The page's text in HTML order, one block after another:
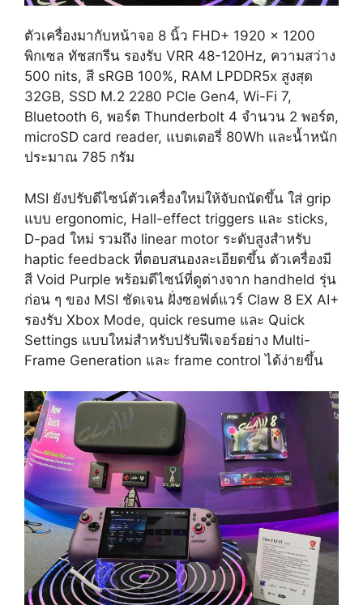
ตัวเครื่องมากับหน้าจอ 8 นิ้ว FHD+ 1920 x 1200
พิกเซล ทัชสกรีน รองรับ VRR 48-120Hz, ความสว่าง
500 nits, สี sRGB 100%, RAM LPDDR5x สูงสุด
32GB, SSD M.2 2280 PCIe Gen4, Wi-Fi 7,
Bluetooth 6, พอร์ต Thunderbolt 4 จำนวน 2 พอร์ต,
microSD card reader, แบตเตอรี่ 80Wh และน้ำหนัก
ประมาณ 785 กรัม
MSI ยังปรับดีไซน์ตัวเครื่องใหม่ให้จับถนัดขึ้น ใส่ grip
แบบ ergonomic, Hall-effect triggers และ sticks,
D-pad ใหม่ รวมถึง linear motor ระดับสูงสำหรับ
haptic feedback ที่ตอบสนองละเอียดขึ้น ตัวเครื่องมี
สี Void Purple พร้อมดีไซน์ที่ดูต่างจาก handheld รุ่น
ก่อน ๆ ของ MSI ชัดเจน ฝั่งซอฟต์แวร์ Claw 8 EX AI+
รองรับ Xbox Mode, quick resume และ Quick
Settings แบบใหม่สำหรับปรับฟีเจอร์อย่าง Multi-
Frame Generation และ frame control ได้ง่ายขึ้น